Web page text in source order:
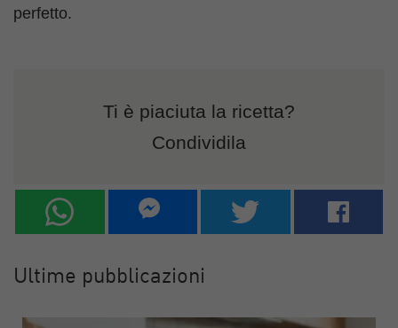
perfetto.
Ti è piaciuta la ricetta?
Condividila
Ultime pubblicazioni